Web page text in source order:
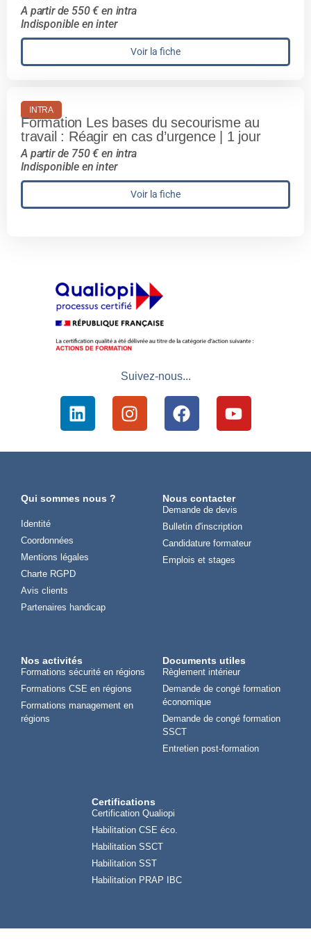
A partir de 550 € en intra
Indisponible en inter
Voir la fiche
INTRA
Formation Les bases du secourisme au
travail : Réagir en cas d’urgence | 1 jour
A partir de 750 € en intra
Indisponible en inter
Voir la fiche
Suivez-nous...
Qui sommes nous ?
Identité
Coordonnées
Mentions légales
Charte RGPD
Avis clients
Partenaires handicap
Nous contacter
Demande de devis
Bulletin d'inscription
Candidature formateur
Emplois et stages
Nos activités
Formations sécurité en régions
Formations CSE en régions
Formations management en
régions
Documents utiles
Règlement intérieur
Demande de congé formation
économique
Demande de congé formation
SSCT
Entretien post-formation
Certifications
Certification Qualiopi
Habilitation CSE éco.
Habilitation SSCT
Habilitation SST
Habilitation PRAP IBC